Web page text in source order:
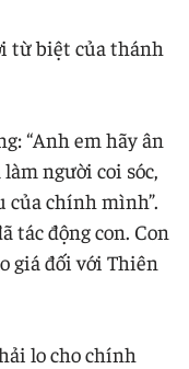
từ biệt của thánh
“Anh em hãy ân
người coi sóc,
của chính mình”.
tác động con. Con
giá đối với Thiên
lo cho chính